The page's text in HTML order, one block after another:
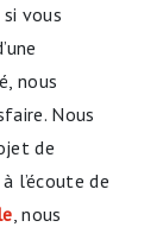
, si vous
nous
Nous
de
l’écoute de
, nous